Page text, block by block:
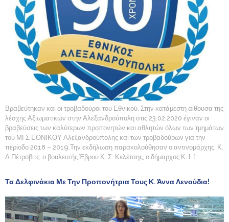
Βραβεύτηκαν και οι τροβαδούροι του Εθνικού. Στην κατάμεστη αίθουσα της
λέσχης Αξιωματικών στην Αλεξανδρούπολη στις 23.02.2020 έγιναν οι
βραβεύσεις των καλύτερων προπονητών και αθλητών όλων των τμημάτων
του ΜΓΣ ΕΘΝΙΚΟΥ Αλεξανδρούπολης και των τροβαδούρων για την
περίοδο 2018 – 2019.Την εκδήλωση παρακολούθησαν ο αντινομάρχης, Κ.
Δ.Πέτροβιτς. ο βουλευτής Έβρου Κ. Σ. Κελέτσης, ο δήμαρχος Κ. […]
Τα Δελφινάκια Με Την Προπονήτρια Τους Κ. Άννα Λενούδια!